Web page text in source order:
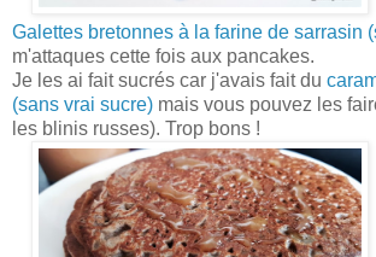
Galettes bretonnes à la farine de sarrasin
m'attaques cette fois aux pancakes.
Je les ai fait sucrés car j'avais fait du
(sans vrai sucre) mais vous pouvez les
les blinis russes). Trop bons !